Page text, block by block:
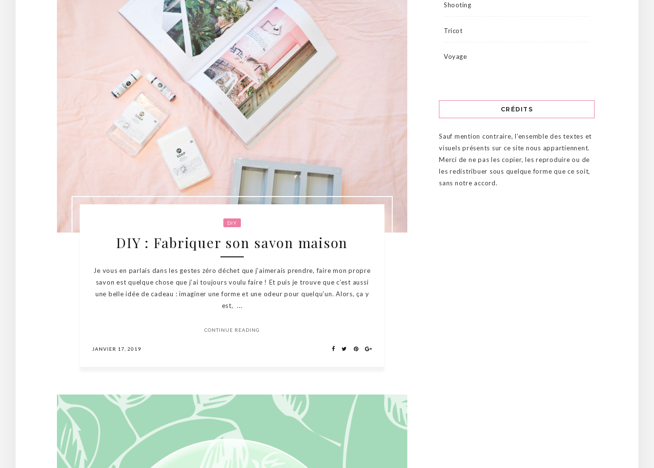
DIY
DIY : Fabriquer son savon maison
Je vous en parlais dans les gestes zéro déchet que j’aimerais prendre, faire mon propre
savon est quelque chose que j’ai toujours voulu faire ! Et puis je trouve que c’est aussi
une belle idée de cadeau : imaginer une forme et une odeur pour quelqu’un. Alors, ça y
est, ...
CONTINUE READING
JANVIER 17, 2019
Shooting
Tricot
Voyage
CRÉDITS
Sauf mention contraire, l’ensemble des textes et
visuels présents sur ce site nous appartiennent.
Merci de ne pas les copier, les reproduire ou de
les redistribuer sous quelque forme que ce soit,
sans notre accord.